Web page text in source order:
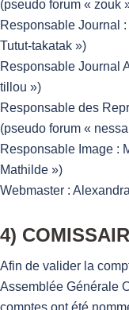
(pseudo forum « zouk
Responsable Journal
Tutut-takatak »)
Responsable Journal
tillou »)
Responsable des
(pseudo forum «
Responsable Image :
Mathilde »)
Webmaster :
4)
Afin de valider la
Assemblée Générale
comptes ont été